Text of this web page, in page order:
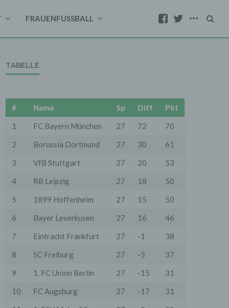
FRAUENFUSSBALL
TABELLE
# Name Sp Diff
Pkt
1
FC Bayern München 27 72
70
2
Borussia Dortmund 27 30
61
3
VfB Stuttgart 27 20
53
4
RB Leipzig 27 18
50
5
1899 Hoffenheim 27 15
50
6
Bayer Leverkusen 27 16
46
7
Eintracht Frankfurt 27 -1
38
8
SC Freiburg 27 -5
37
9
1. FC Union Berlin 27 -15
31
10
FC Augsburg 27 -17
31